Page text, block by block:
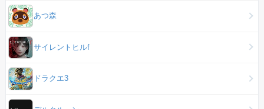
あつ森
サイレントヒルf
ドラクエ3